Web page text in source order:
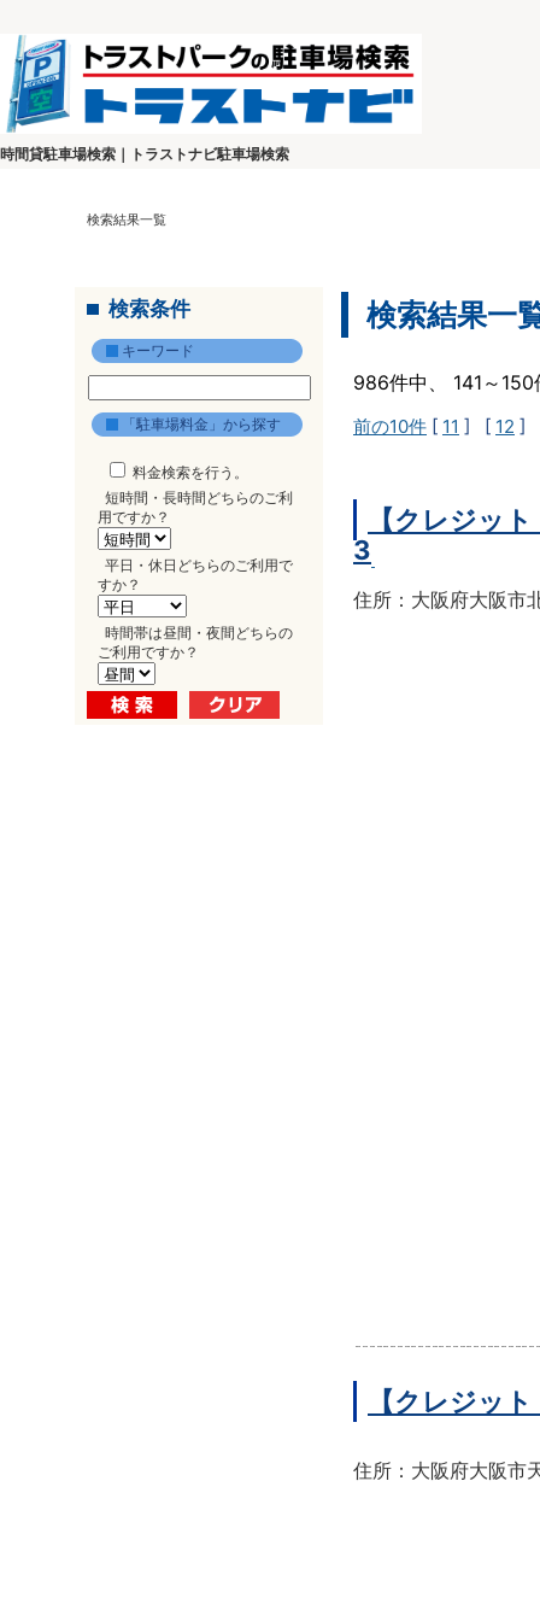
時間貸駐車場検索｜トラストナビ駐車場検索
検索結果一覧
検索条件
キーワード
「駐車場料金」から探す
料金検索を行う。
短時間・長時間どちらのご利
用ですか？
平日・休日どちらのご利用で
すか？
時間帯は昼間・夜間どちらの
ご利用ですか？
検索結果一
986件中、 141～
前の10件 [ 11 ] [ 12 ]
【クレジッ
3
住所：大阪府大阪市
【クレジッ
住所：大阪府大阪市